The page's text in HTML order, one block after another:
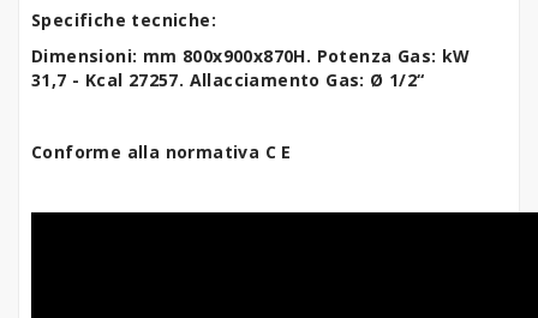
Specifiche tecniche:
Dimensioni: mm 800x900x870H. Potenza Gas: kW
31,7 - Kcal 27257. Allacciamento Gas: Ø 1/2“
Conforme alla normativa C E